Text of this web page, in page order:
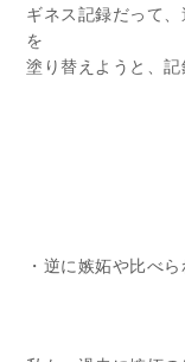
ギネス記録だって
を
塗り替えようと、記
・逆に嫉妬や比べ